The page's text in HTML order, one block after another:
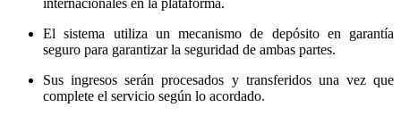
internacionales en la plataforma.
El sistema utiliza un mecanismo de depósito en garantía
seguro para garantizar la seguridad de ambas partes.
Sus ingresos serán procesados ​​y transferidos una vez que
complete el servicio según lo acordado.